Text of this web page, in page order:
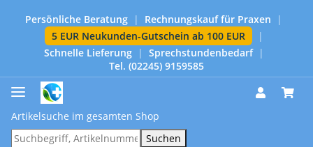
Persönliche Beratung | Rechnungskauf für Praxen
|
5 EUR Neukunden-Gutschein ab 100 EUR
|
Schnelle Lieferung
| Sprechstundenbedarf
|
Tel. (02245) 9159585
Artikelsuche im gesamten Shop
Suchen